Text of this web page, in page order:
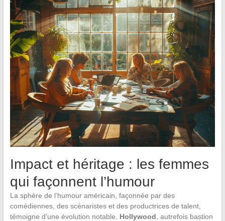
Impact et héritage : les femmes
qui façonnent l’humour
La sphère de l’humour américain, façonnée par des
comédiennes, des scénaristes et des productrices de talent,
témoigne d’une évolution notable. Hollywood , autrefois bastion